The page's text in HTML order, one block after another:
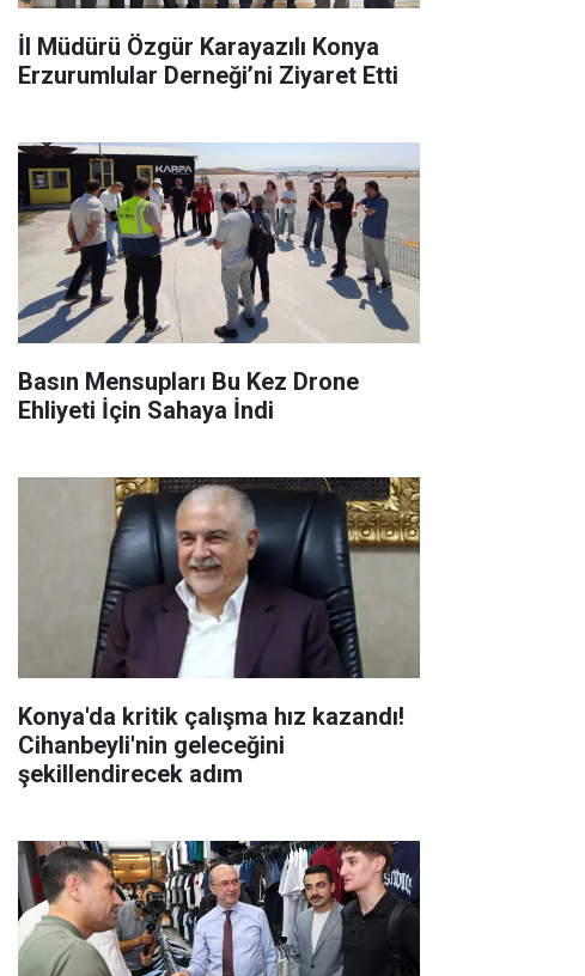
İl Müdürü Özgür Karayazılı Konya
Erzurumlular Derneği’ni Ziyaret Etti
Basın Mensupları Bu Kez Drone
Ehliyeti İçin Sahaya İndi
Konya'da kritik çalışma hız kazandı!
Cihanbeyli'nin geleceğini
şekillendirecek adım